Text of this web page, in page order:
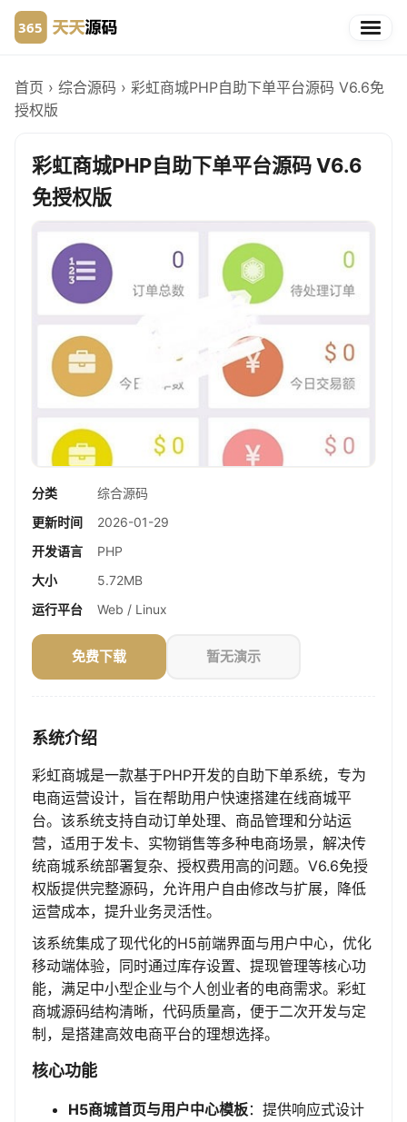
首页 › 综合源码 › 彩虹商城PHP自助下单平台源码 V6.6免
授权版
彩虹商城PHP自助下单平台源码 V6.6
免授权版
分类
综合源码
更新时间
2026-01-29
开发语言
PHP
大小
5.72MB
运行平台
Web / Linux
免费下载 暂无演示
系统介绍
彩虹商城是一款基于PHP开发的自助下单系统，专为
电商运营设计，旨在帮助用户快速搭建在线商城平
台。该系统支持自动订单处理、商品管理和分站运
营，适用于发卡、实物销售等多种电商场景，解决传
统商城系统部署复杂、授权费用高的问题。V6.6免授
权版提供完整源码，允许用户自由修改与扩展，降低
运营成本，提升业务灵活性。
该系统集成了现代化的H5前端界面与用户中心，优化
移动端体验，同时通过库存设置、提现管理等核心功
能，满足中小型企业与个人创业者的电商需求。彩虹
商城源码结构清晰，代码质量高，便于二次开发与定
制，是搭建高效电商平台的理想选择。
核心功能
H5商城首页与用户中心模板：提供响应式设计